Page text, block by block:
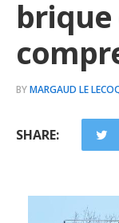
BYMARGAUD LE
SHARE: